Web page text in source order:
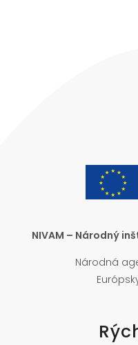
NIVAM – Národný
Národná